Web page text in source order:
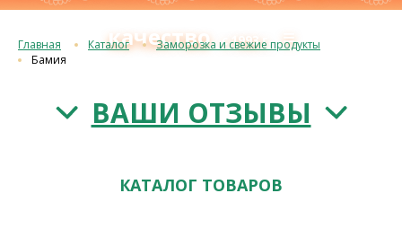
качествос 1993 г.≡
Главная Каталог
Заморозка и свежие продукты
Бамия
ВАШИ ОТЗЫВЫ
КАТАЛОГ ТОВАРОВ